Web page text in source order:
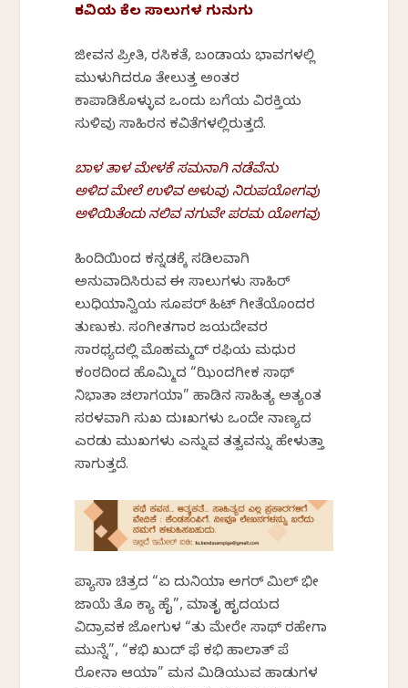
ಕವಿಯ ಕೆಲ ಸಾಲುಗಳ ಗುನುಗು
ಜೀವನ ಪ್ರೀತಿ, ರಸಿಕತೆ, ಬಂಡಾಯ ಭಾವಗಳಲ್ಲಿ
ಮುಳುಗಿದರೂ ತೇಲುತ್ತ ಅಂತರ
ಕಾಪಾಡಿಕೊಳ್ಳುವ ಒಂದು ಬಗೆಯ ವಿರಕ್ತಿಯ
ಸುಳಿವು ಸಾಹಿರನ ಕವಿತೆಗಳಲ್ಲಿರುತ್ತದೆ.
ಬಾಳ ತಾಳ ಮೇಳಕೆ ಸಮನಾಗಿ ನಡೆವೆನು
ಅಳಿದ ಮೇಲೆ ಉಳಿವ ಅಳುವು ನಿರುಪಯೋಗವು
ಅಳಿಯಿತೆಂದು ನಲಿವ ನಗುವೇ ಪರಮ ಯೋಗವು
ಹಿಂದಿಯಿಂದ ಕನ್ನಡಕ್ಕೆ ಸಡಿಲವಾಗಿ
ಅನುವಾದಿಸಿರುವ ಈ ಸಾಲುಗಳು ಸಾಹಿರ್
ಲುಧಿಯಾನ್ವಿಯ ಸೂಪರ್ ಹಿಟ್ ಗೀತೆಯೊಂದರ
ತುಣುಕು. ಸಂಗೀತಗಾರ ಜಯದೇವರ
ಸಾರಥ್ಯದಲ್ಲಿ ಮೊಹಮ್ಮದ್ ರಫಿಯ ಮಧುರ
ಕಂಠದಿಂದ ಹೊಮ್ಮಿದ “ಝಿಂದಗೀಕ ಸಾಥ್
ನಿಭಾತಾ ಚಲಾಗಯಾ” ಹಾಡಿನ ಸಾಹಿತ್ಯ ಅತ್ಯಂತ
ಸರಳವಾಗಿ ಸುಖ ದುಃಖಗಳು ಒಂದೇ ನಾಣ್ಯದ
ಎರಡು ಮುಖಗಳು ಎನ್ನುವ ತತ್ವವನ್ನು ಹೇಳುತ್ತಾ
ಸಾಗುತ್ತದೆ.
ಪ್ಯಾಸಾ ಚಿತ್ರದ “ಏ ದುನಿಯಾ ಅಗರ್ ಮಿಲ್ ಭೀ
ಜಾಯೆ ತೊ ಕ್ಯಾ ಹೈ”, ಮಾತೃ ಹೃದಯದ
ವಿದ್ರಾವಕ ಜೋಗುಳ “ತು ಮೇರೇ ಸಾಥ್ ರಹೇಗಾ
ಮುನ್ನೆ”, “ಕಭಿ ಖುದ್ ಫೆ ಕಭಿ ಹಾಲಾತ್ ಪೆ
ರೋನಾ ಆಯಾ” ಮನ ಮಿಡಿಯುವ ಹಾಡುಗಳ